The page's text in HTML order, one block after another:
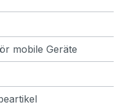
mobile Geräte